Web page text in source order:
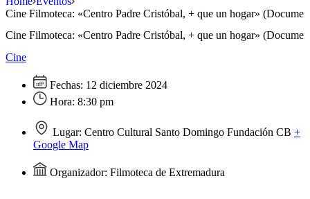
Cine Filmoteca: «Centro Padre Cristóbal, + que un hogar»
Cine Filmoteca: «Centro Padre Cristóbal, + que un hogar»
Cine
Fechas: 12 diciembre 2024
Hora: 8:30 pm
Lugar: Centro Cultural Santo Domingo Fundación CB +
Google Map
Organizador: Filmoteca de Extremadura